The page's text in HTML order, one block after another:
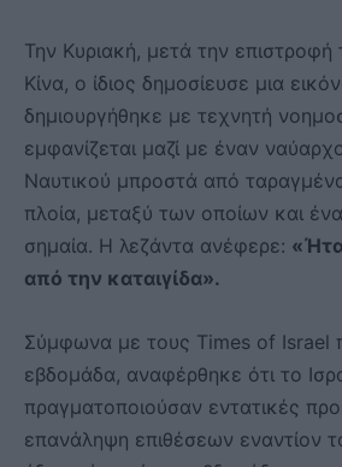
Την Κυριακή, μετά την
Κίνα, ο ίδιος δημοσίευσε μια
δημιουργήθηκε με τεχνητή
εμφανίζεται μαζί με έναν
Ναυτικού μπροστά από
πλοία, μεταξύ των οποίων και
σημαία. Η λεζάντα ανέφερε:
από την καταιγίδα».
Σύμφωνα με τους Times of Israel
εβδομάδα, αναφέρθηκε ότι το
πραγματοποιούσαν εντατικές
επανάληψη επιθέσεων εναντίον